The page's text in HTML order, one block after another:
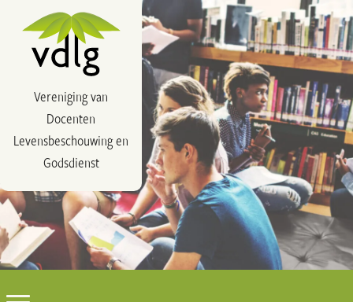
Vereniging van
Docenten
Levensbeschouwing en
Godsdienst